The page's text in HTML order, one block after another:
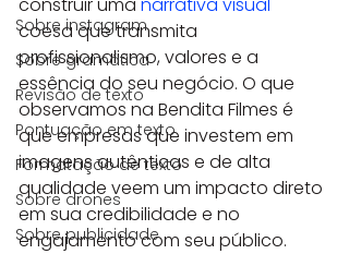
Sobre instagram
Sobre gramática
Revisão de texto
Pontuação em texto
Formatação de texto
Sobre drones
Sobre publicidade
coesa que transmita
profissionalismo, valores e a
essência do seu negócio. O que
observamos na Bendita Filmes é
que empresas que investem em
imagens autênticas e de alta
qualidade veem um impacto direto
em sua credibilidade e no
engajamento com seu público.